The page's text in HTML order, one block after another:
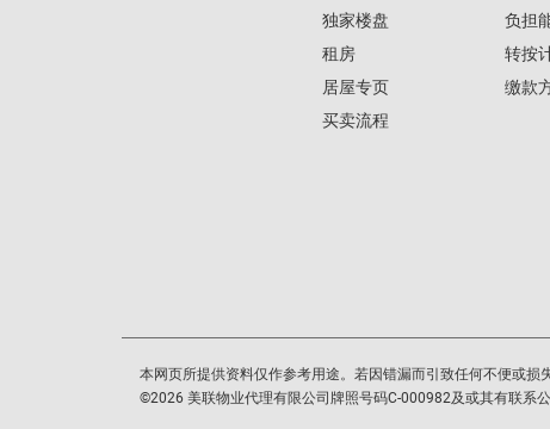
独家楼盘
租房
居屋专页
买卖流程
负担
转按
缴款
本网页所提供资料仅作参考用途。若因错漏而引致任何不便或损
©2026 美联物业代理有限公司牌照号码C-000982及或其有联系